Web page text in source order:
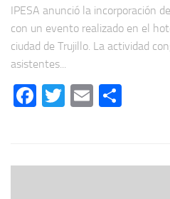
IPESA anunció la incorporación
con un evento realizado en el
ciudad de Trujillo. La actividad
asistentes...
Facebook
Twitter
Email